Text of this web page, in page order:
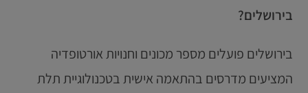
בירושלים?
בירושלים פועלים מספר מכונים וחנויות אורטופדיה
המציעים מדרסים בהתאמה אישית בטכנולוגיית תלת